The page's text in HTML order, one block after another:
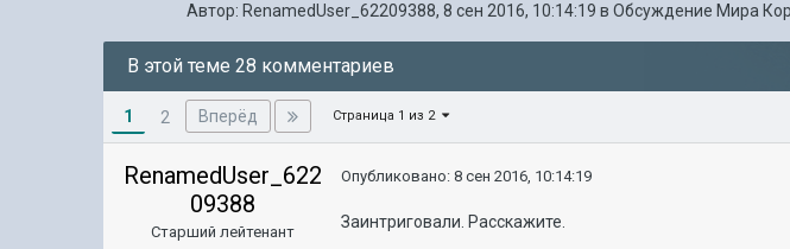
Автор: RenamedUser_62209388,8 сен 2016, 10:14:19 вОбсуждение Мира
В этой теме 28 комментариев
1 2 Вперёд Страница 1 из 2
RenamedUser_622
09388
Старший лейтенант
Опубликовано:8 сен 2016, 10:14:19
Заинтриговали. Расскажите.